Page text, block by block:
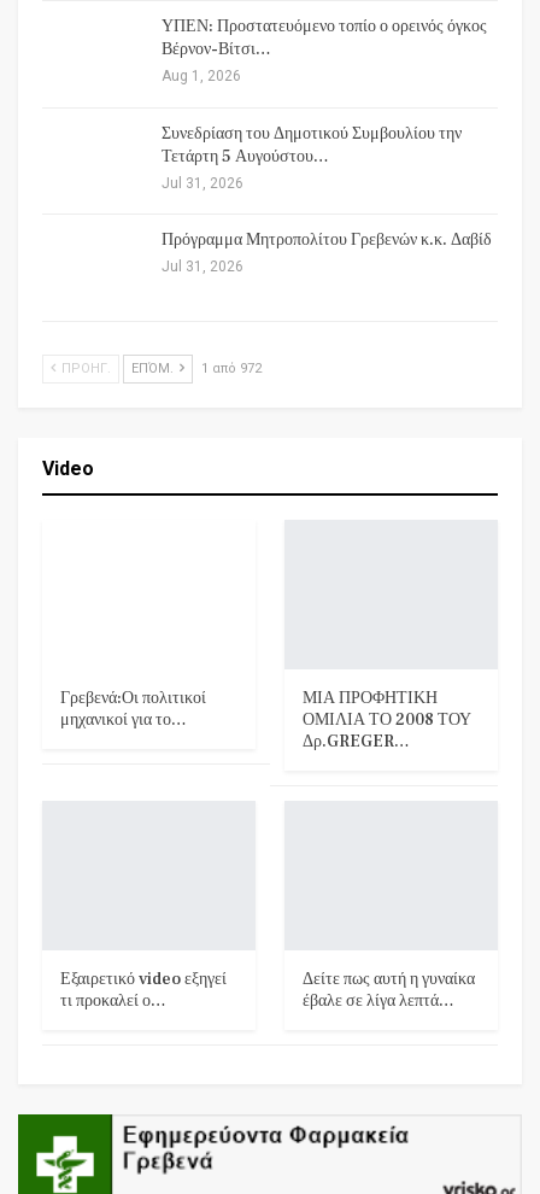
ΥΠΕΝ: Προστατευόμενο τοπίο ο ορεινός όγκος
Βέρνον-Βίτσι…
Aug 1, 2026
Συνεδρίαση του Δημοτικού Συμβουλίου την
Τετάρτη 5 Αυγούστου…
Jul 31, 2026
Πρόγραμμα Μητροπολίτου Γρεβενών κ.κ. Δαβίδ
Jul 31, 2026
ΠΡΟΗΓ. ΕΠΌΜ. 1 από 972
Video
Γρεβενά:Οι πολιτικοί
μηχανικοί για το…
ΜΙΑ ΠΡΟΦΗΤΙΚΗ
ΟΜΙΛΙΑ ΤΟ 2008 ΤΟΥ
Δρ.GREGER…
Εξαιρετικό video εξηγεί
τι προκαλεί ο…
Δείτε πως αυτή η γυναίκα
έβαλε σε λίγα λεπτά…